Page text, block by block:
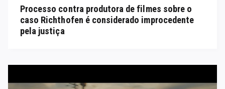
Processo contra produtora de filmes sobre o
caso Richthofen é considerado improcedente
pela justiça